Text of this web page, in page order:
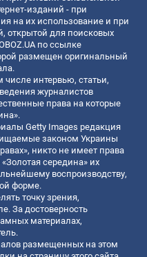
изданий - при
на их использование и при
открытой для поисковых
по ссылке
размещен оригинальный
числе интервью, статьи,
журналистов
права на которые
Getty Images редакция
законом Украины
никто не имеет права
середина» их
воспроизводству,
форме.
точку зрения,
За достоверность
материалах,
размещенных на этом